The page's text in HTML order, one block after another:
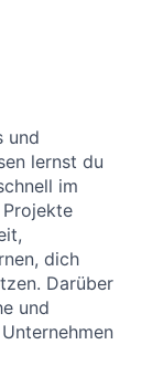
und
lernst du
im
dich
Darüber
und